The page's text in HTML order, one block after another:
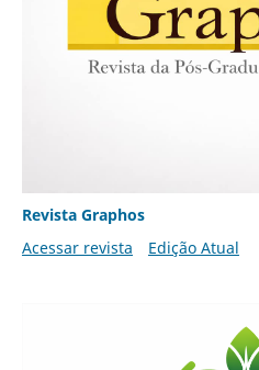
Revista Graphos
Acessar revista
Edição Atual